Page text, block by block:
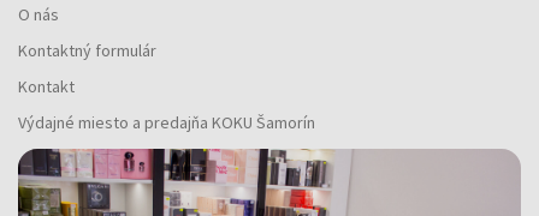
O nás
Kontaktný formulár
Kontakt
Výdajné miesto a predajňa KOKU Šamorín